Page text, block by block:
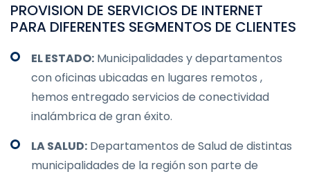
PROVISION DE SERVICIOS DE INTERNET
PARA DIFERENTES SEGMENTOS DE CLIENTES
EL ESTADO: Municipalidades y departamentos
con oficinas ubicadas en lugares remotos ,
hemos entregado servicios de conectividad
inalámbrica de gran éxito.
LA SALUD: Departamentos de Salud de distintas
municipalidades de la región son parte de